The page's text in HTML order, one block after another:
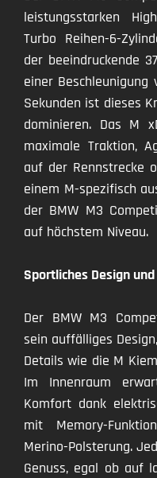
leistungsstarken
Turbo Reihen-6-
der beeindruckende
einer
Sekunden ist dieses
dominieren. Das M
maximale Traktion,
auf der Rennstrecke
einem M-spezifisch
der BMW M3
auf höchstem Niveau.
Sportliches Design
Der BMW M3
sein auffälliges
Details wie die M
Im Innenraum
Komfort dank
mit Memory-
Merino-Polsterung.
Genuss, egal ob auf